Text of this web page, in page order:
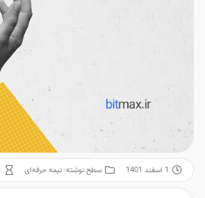
1 اسفند 1401 سطح نوشته: نیمه حرفه‌ای